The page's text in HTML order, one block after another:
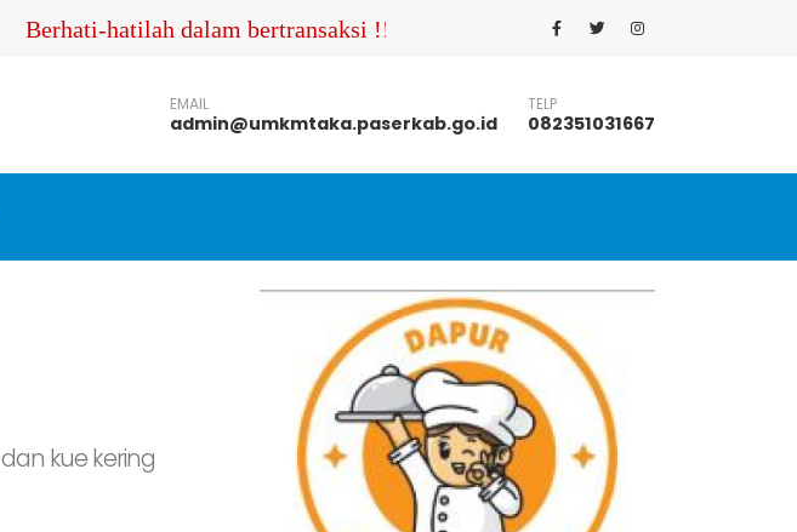
Berhati-hatilah dalam bertransaksi !!! Pastikan Anda menghubungi nomor
EMAIL
admin@umkmtaka.paserkab.go.id
TELP
082351031667
kue kering